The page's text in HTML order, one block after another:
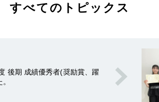
すべてのトピックス
後期 成績優秀者(奨励賞、躍